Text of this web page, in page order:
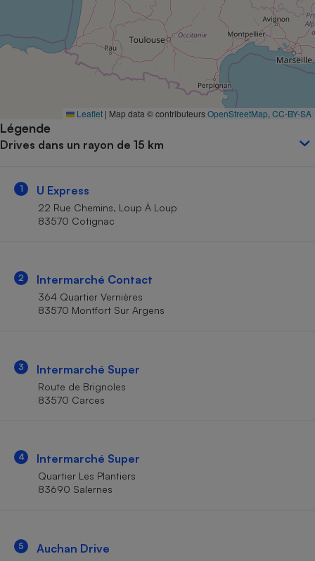
Leaflet | Map data © contributeursOpenStreetMap CC-BY-SA
Légende
Drives dans un rayon de 15 km
1 U Express
22 Rue Chemins, Loup À Loup
83570 Cotignac
2 Intermarché Contact
364 Quartier Vernières
83570 Montfort Sur Argens
3 Intermarché Super
Route de Brignoles
83570 Carces
4 Intermarché Super
Quartier Les Plantiers
83690 Salernes
5 Auchan Drive
Complément
alimentaire
Assurance emprunteur
Petit électroménager -
Mutuelle